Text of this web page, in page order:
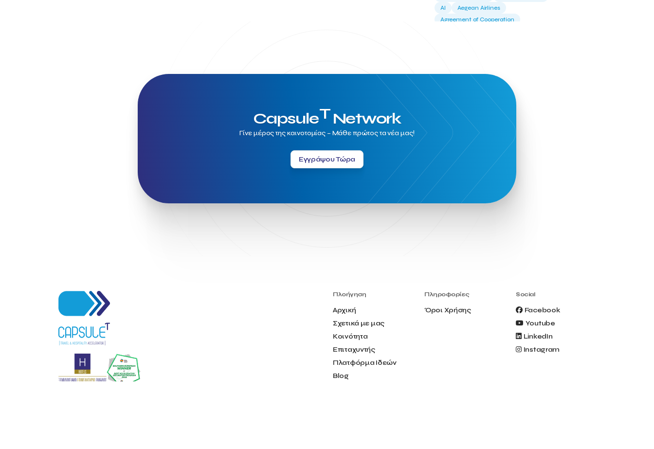
AI
Aegean Airlines
Agreement of Cooperation
Amirandes Grecotel Boutique Resort
Angela Gerekou
Applications
Archimedes Center
Artificial Intelligence
Athens News Agency
Athens University of Economics &
Business
Best accelerator
Best incubator
Bizrupt
Booths 34-35
Borrn
Boutique Hotel
Cactus Royal Spa & Resort Hotel.
Campsaround
Canaves Oia Suites
Creta Maris
Creta Palm
Culture
Deliverback
CapsuleTNetwork
Γίνε μέρος της καινοτομίας – Μάθε πρώτος τα νέα μας!
Εγγράψου Τώρα
Πλοήγηση
Αρχική
Σχετικά με μας
Κοινότητα
Επιταχυντής
Πλατφόρμα Ιδεών
Blog
Πληροφορίες
Όροι Χρήσης
Social
Facebook
Youtube
LinkedIn
Instagram